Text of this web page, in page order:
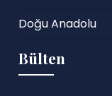
Doğu Anadolu
Bülten